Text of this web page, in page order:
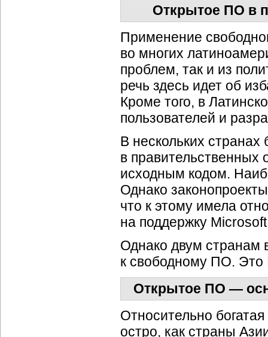
Открытое ПО в
Применение
во многих
проблем, так и из
речь здесь идет об
Кроме того, в
пользователей и
В нескольких
в
исходным кодом.
Однако
что к этому имела
на поддержку
Однако двум странам
к свободному ПО. Это
Открытое ПО —
Относительно
остро, как страны